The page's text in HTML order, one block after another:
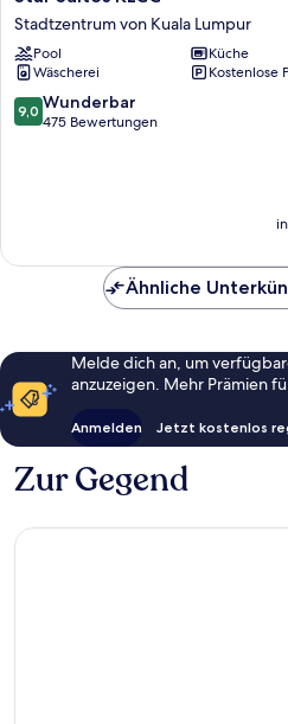
Suites
KLCC
Stadtzentrum
von
Kuala
Lumpur
Stadtzentrum von Kuala Lumpur
Pool
Küche
Wäscherei
Kostenlose
9.0
von
9,0 Wunderbar
475 Bewertungen
Ähnliche
Melde dich an, um
anzuzeigen. Mehr Prämien
Anmelden Jetzt kostenlos
Zur Gegend